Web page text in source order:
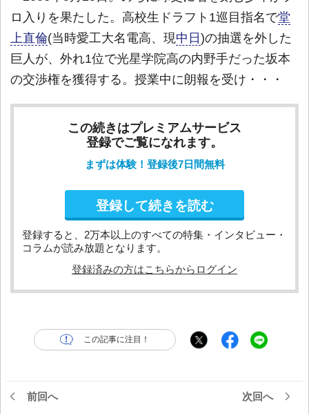
ロ入りを果たした。高校生ドラフト1巡目指名で堂
上直倫(当時愛工大名電高、現中日 )の抽選を外した
巨人が、外れ1位で光星学院高の内野手だった坂本
の交渉権を獲得する。授業中に朗報を受け・・・
この続きはプレミアムサービス
登録でご覧になれます。
まずは体験！登録後7日間無料
登録して続きを読む
登録すると、2万本以上のすべての特集・インタビュー・
コラムが読み放題となります。
登録済みの方はこちらからログイン
この記事に注目！
前回へ 次回へ